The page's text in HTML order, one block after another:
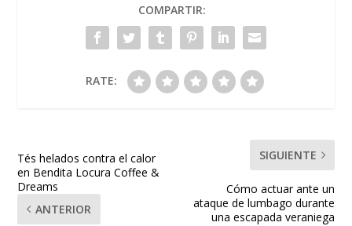
COMPARTIR:
RATE:
Tés helados contra el calor
en Bendita Locura Coffee &
Dreams
ANTERIOR
SIGUIENTE
Cómo actuar ante un
ataque de lumbago durante
una escapada veraniega